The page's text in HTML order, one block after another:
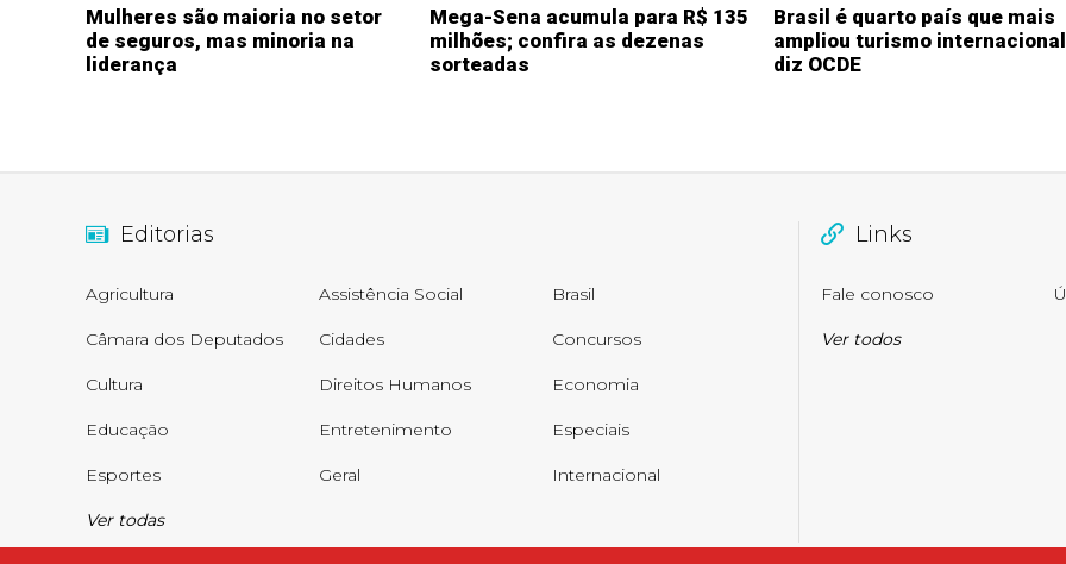
Mulheres são maioria no setor
de seguros, mas minoria na
liderança
Mega-Sena acumula para R$ 135
milhões; confira as dezenas
sorteadas
Brasil é quarto país que mais
ampliou turismo
diz OCDE
Editorias
Agricultura Assistência Social Brasil
Câmara dos Deputados Cidades Concursos
Cultura Direitos Humanos Economia
Educação Entretenimento Especiais
Esportes Geral Internacional
Ver todas
Links
Fale conosco
Ver todos